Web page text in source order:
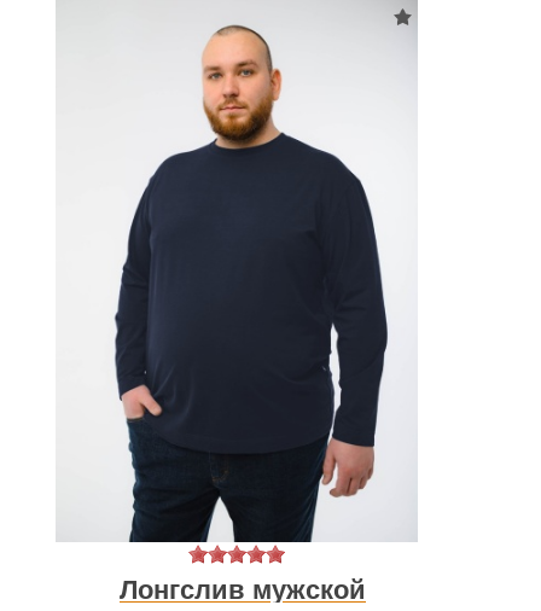
Лонгслив мужской